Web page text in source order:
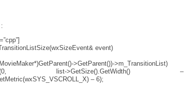
event)
>GetParent())->m_TransitionList)
list->GetSize().GetWidth() –
– 6);